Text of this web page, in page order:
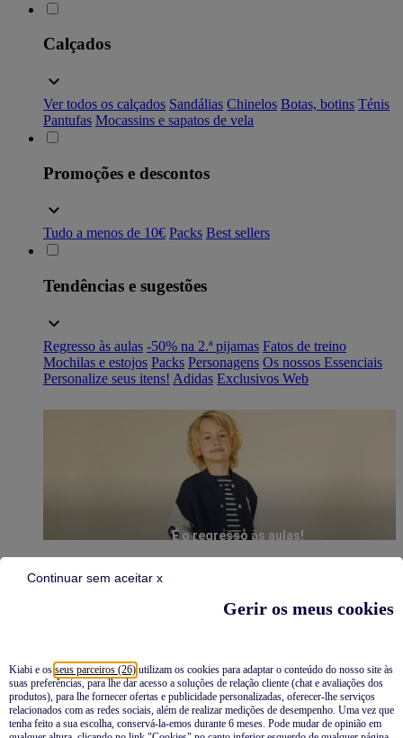
Gerir os meus cookies
Kiabi e os seus parceiros (26) utilizam os cookies para adaptar o conteúdo do nosso site às
suas preferências, para lhe dar acesso a soluções de relação cliente (chat e avaliações dos
produtos), para lhe fornecer ofertas e publicidade personalizadas, oferecer-lhe serviços
relacionados com as redes sociais, além de realizar medições de desempenho. Uma vez que
tenha feito a sua escolha, conservá-la-emos durante 6 meses. Pode mudar de opinião em
Continuar sem aceitar x
Calçados
Ver todos os calçados Sandálias Chinelos Botas, botins Ténis
Pantufas Mocassins e sapatos de vela
Promoções e descontos
Tudo a menos de 10€ Packs Best sellers
Tendências e sugestões
Regresso às aulas -50% na 2.ª pijamas Fatos de treino
Mochilas e estojos Packs Personagens Os nossos Essenciais
Personalize seus itens! Adidas Exclusivos Web
É o regresso às aulas!
Pijamas
Novidades